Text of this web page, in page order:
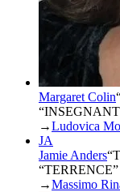
Margaret Colin
→Ludovica
JA
Jamie Anders“
“TERRENCE”
→Massimo